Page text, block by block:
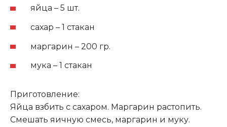
яйца – 5 шт.
сахар – 1 стакан
маргарин – 200 гр.
мука – 1 стакан
Приготовление:
Яйца взбить с сахаром. Маргарин растопить.
Смешать яичную смесь, маргарин и муку.